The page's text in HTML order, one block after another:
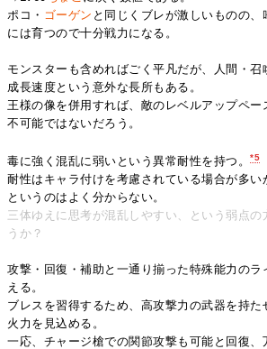
ポコ・ ゴーゲン と同じくブレが激しいものの
には育つので十分戦力になる。
モンスターも含めればごく平凡だが、人間・
成長速度という意外な長所もある。
王様の像を併用すれば、敵のレベルアップペー
不可能ではないだろう。
毒に強く混乱に弱いという異常耐性を持つ。*5
耐性はキャラ付けを考慮されている場合が多い
というのはよく分からない。
三体ゆえに思考が混乱しやすい、という弱点の
うか？
攻撃・回復・補助と一通り揃った特殊能力の
える。
ブレスを習得するため、高攻撃力の武器を持
火力を見込める。
一応、チャージ槍での関節攻撃も可能と回復、